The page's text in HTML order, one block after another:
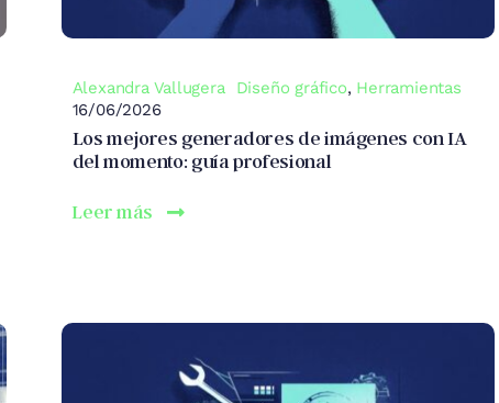
Alexandra Vallugera Diseño gráfico, Herramientas
16/06/2026
Los mejores generadores de imágenes con IA
del momento: guía profesional
Leer más